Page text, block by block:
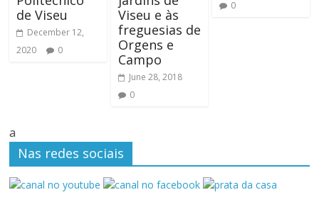
de Viseu
December 12,
2020
0
Viseu e às
freguesias de
Orgens e
Campo
June 28, 2018
0
0
a
Nas redes sociais